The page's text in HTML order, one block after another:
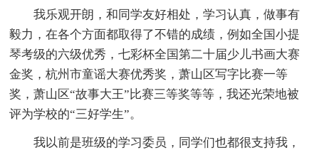
我乐观开朗，和同学友好相处，学习认真，做事有
毅力，在各个方面都取得了不错的成绩，例如全国小提
琴考级的六级优秀，七彩杯全国第二十届少儿书画大赛
金奖，杭州市童谣大赛优秀奖，萧山区写字比赛一等
奖，萧山区“故事大王”比赛三等奖等等，我还光荣地被
评为学校的“三好学生”。
我以前是班级的学习委员，同学们也都很支持我，